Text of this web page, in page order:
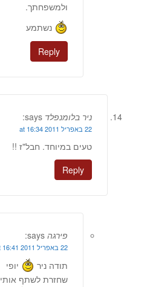
ולמשפחתך.
נשתמע
Reply
ניר בלומנפלד says:
22 באפריל 2011 at 16:34
טעים במיוחד. חבל"ז !!
Reply
פירגה says:
22 באפריל 2011 at 16:41
תודה ניר
יופי
שחזרת לשתף אותי